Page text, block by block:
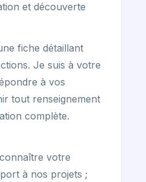
et découverte
fiche détaillant
Je suis à votre
à vos
tout renseignement
complète.
votre
à nos projets ;